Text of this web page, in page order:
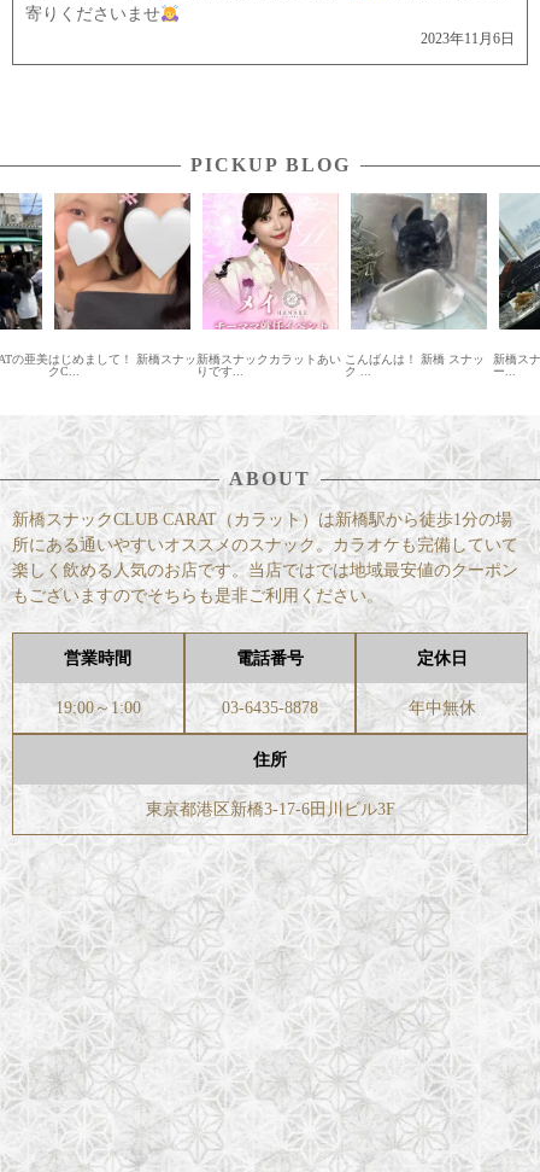
寄りくださいませ
2023年11月6日
PICKUP BLOG
橋スナッ 新橋スナックカラットあい
りです...
こんばんは！ 新橋 スナッ
ク ...
新橋スナックCARATのアニ
ー...
新橋
ナナ
ABOUT
新橋スナックCLUB CARAT（カラット）は新橋駅から徒歩1分の場
所にある通いやすいオススメのスナック。カラオケも完備していて
楽しく飲める人気のお店です。当店ではでは地域最安値のクーポン
もございますのでそちらも是非ご利用ください。
営業時間
19:00～1:00
電話番号
03-6435-8878
定休日
年中無休
住所
東京都港区新橋3-17-6田川ビル3F